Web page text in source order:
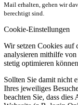
Mail erhalten, gehen wir
berechtigt sind.
Cookie-Einstellungen
Wir setzen Cookies auf
analysieren mithilfe
stetig optimieren
Sollten Sie damit nicht
Ihres jeweiliges
beachten Sie, dass